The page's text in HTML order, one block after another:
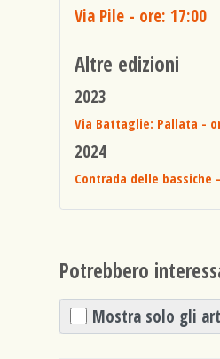
Via Pile - ore: 17:00
Altre edizioni
2023
Via Battaglie: Pallata -
2024
Contrada delle bassiche
Potrebbero
Mostra solo gli